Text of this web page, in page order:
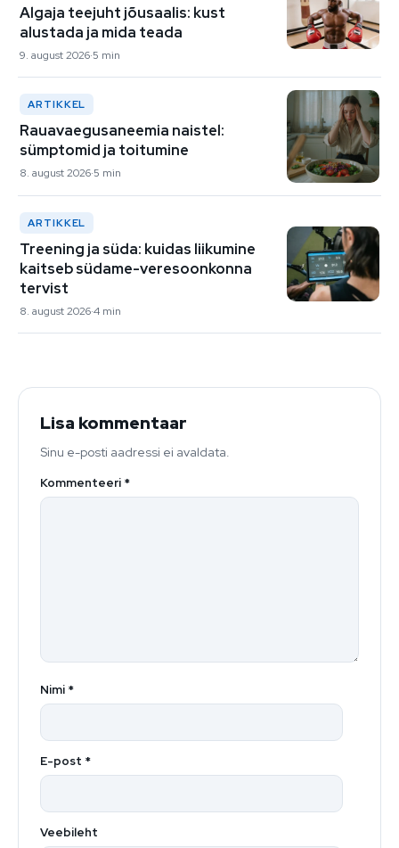
Algaja teejuht jõusaalis: kust
alustada ja mida teada
9. august 2026 5 min
ARTIKKEL
Rauavaegusaneemia naistel:
sümptomid ja toitumine
8. august 2026 5 min
ARTIKKEL
Treening ja süda: kuidas liikumine
kaitseb südame-veresoonkonna
tervist
8. august 20264 min
Lisa kommentaar
Sinu e-posti aadressi ei avaldata.
Kommenteeri *
Nimi *
E-post *
Veebileht